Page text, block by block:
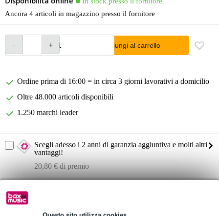
Ancora 4 articoli in magazzino presso il fornitore
Aggiungi al carrello
Ordine prima di 16:00 = in circa 3 giorni lavorativi a domicilio
Oltre 48.000 articoli disponibili
1.250 marchi leader
Scegli adesso i 2 anni di garanzia aggiuntiva e molti altri
vantaggi!
20,80 € di premio
Informazioni sul prodotto
Caymon HPR506/B